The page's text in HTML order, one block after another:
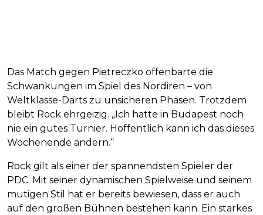
Das Match gegen Pietreczko offenbarte die
Schwankungen im Spiel des Nordiren – von
Weltklasse-Darts zu unsicheren Phasen. Trotzdem
bleibt Rock ehrgeizig. „Ich hatte in Budapest noch
nie ein gutes Turnier. Hoffentlich kann ich das dieses
Wochenende ändern.“
Rock gilt als einer der spannendsten Spieler der
PDC. Mit seiner dynamischen Spielweise und seinem
mutigen Stil hat er bereits bewiesen, dass er auch
auf den großen Bühnen bestehen kann. Ein starkes